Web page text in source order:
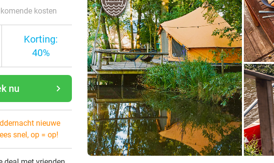
kosten
Korting:
40%
navigate_next
nu
nieuwe
snel, op = op!